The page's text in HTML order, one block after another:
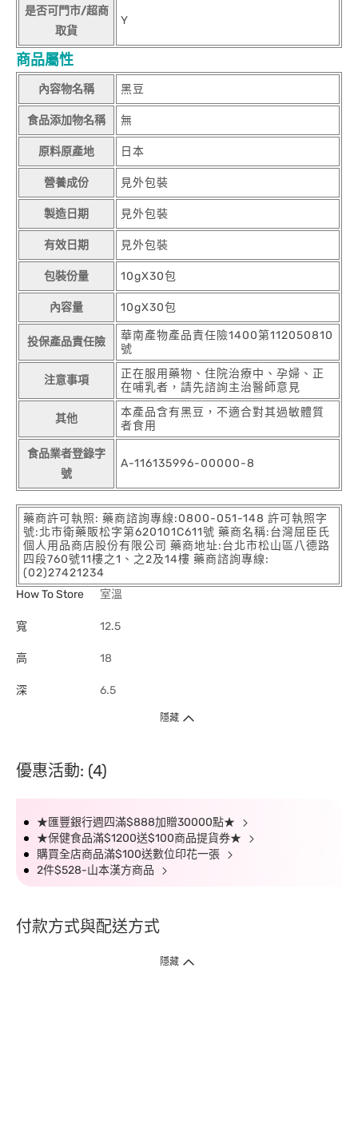
是否可門市/超商
取貨
Y
商品屬性
內容物名稱 黑豆
食品添加物名稱 無
原料原產地 日本
營養成份 見外包裝
製造日期 見外包裝
有效日期 見外包裝
包裝份量 10gX30包
內容量 10gX30包
投保產品責任險
華南產物產品責任險1400第112050810
號
注意事項
正在服用藥物、住院治療中、孕婦、正
在哺乳者，請先諮詢主治醫師意見
其他
本產品含有黑豆，不適合對其過敏體質
者食用
食品業者登錄字
號
A-116135996-00000-8
藥商許可執照: 藥商諮詢專線:0800-051-148 許可執照字
號:北市衛藥販松字第620101C611號 藥商名稱:台灣屈臣氏
個人用品商店股份有限公司 藥商地址:台北市松山區八德路
四段760號11樓之1、之2及14樓 藥商諮詢專線:
(02)27421234
How To Store
室溫
寬 12.5
高 18
深 6.5
隱藏
優惠活動: (4)
★匯豐銀行週四滿$888加贈30000點★
★保健食品滿$1200送$100商品提貨券★
購買全店商品滿$100送數位印花一張
2件$528-山本漢方商品
付款方式與配送方式
隱藏